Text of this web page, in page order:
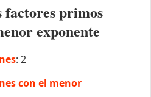
factores primos
exponente
: 2
con el menor